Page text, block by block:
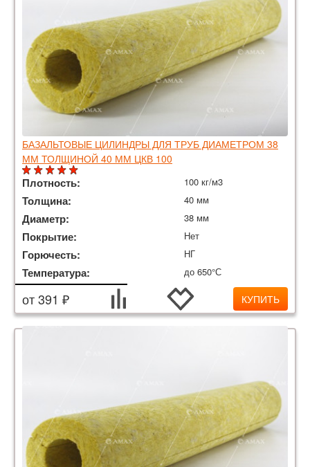
БАЗАЛЬТОВЫЕ ЦИЛИНДРЫ ДЛЯ ТРУБ ДИАМЕТРОМ 38
ММ ТОЛЩИНОЙ 40 ММ ЦКВ 100
Плотность: 100 кг/м3
Толщина: 40 мм
Диаметр: 38 мм
Покрытие: Нет
Горючесть: НГ
Температура: до 650°С
от 391 ₽ КУПИТЬ